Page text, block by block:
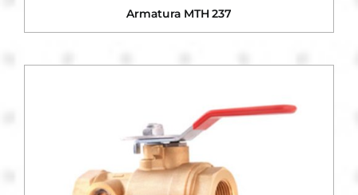
Armatura MTH 237